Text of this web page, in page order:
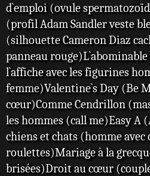
d`emploi (ovule
(profil Adam Sandler veste
(silhouette Cameron Diaz
panneau
l`affiche avec les figurines
femme)Valentine`s Day (Be
cœur)Comme Cendrillon
les hommes (call me)Easy A
chiens et chats (homme avec
roulettes)Mariage à la
brisées)Droit au cœur